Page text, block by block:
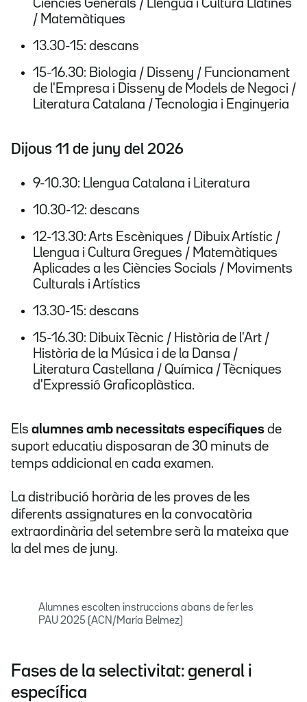
Ciències Generals / Llengua i Cultura Llatines
/ Matemàtiques
13.30-15: descans
15-16.30: Biologia / Disseny / Funcionament
de l'Empresa i Disseny de Models de Negoci /
Literatura Catalana / Tecnologia i Enginyeria
Dijous 11 de juny del 2026
9-10.30: Llengua Catalana i Literatura
10.30-12: descans
12-13.30: Arts Escèniques / Dibuix Artístic /
Llengua i Cultura Gregues / Matemàtiques
Aplicades a les Ciències Socials / Moviments
Culturals i Artístics
13.30-15: descans
15-16.30: Dibuix Tècnic / Història de l'Art /
Història de la Música i de la Dansa /
Literatura Castellana / Química / Tècniques
d'Expressió Graficoplàstica.
Els alumnes amb necessitats específiques de
suport educatiu disposaran de 30 minuts de
temps addicional en cada examen.
La distribució horària de les proves de les
diferents assignatures en la convocatòria
extraordinària del setembre serà la mateixa que
la del mes de juny.
Alumnes escolten instruccions abans de fer les
PAU 2025 (ACN/María Belmez)
Fases de la selectivitat: general i
específica